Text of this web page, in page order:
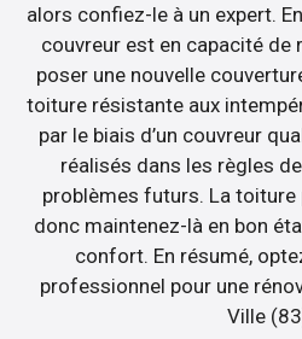
alors confiez-le à un expert.
couvreur est en capacité de
poser une nouvelle
toiture résistante aux
par le biais d’un couvreur
réalisés dans les règles
problèmes futurs. La
donc maintenez-là en bon
confort. En résumé,
professionnel pour une
Ville